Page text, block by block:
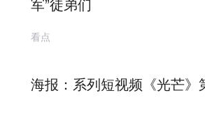
看点
海报：系列短视频《光芒